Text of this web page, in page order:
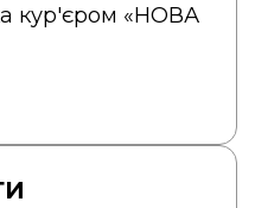
кур'єром «НОВА